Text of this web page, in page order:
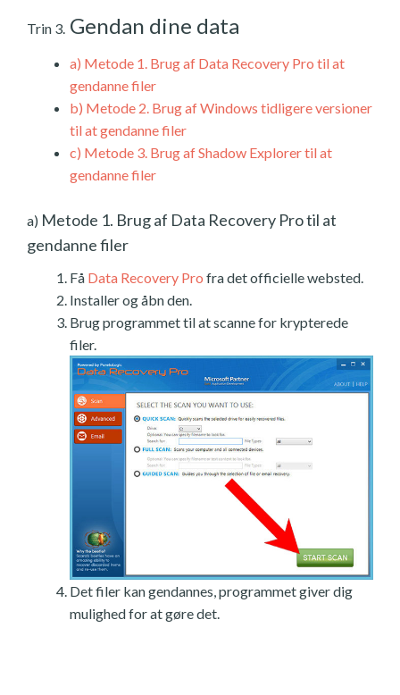
Trin 3. Gendan dine data
a) Metode 1. Brug af Data Recovery Pro til at
gendanne filer
b) Metode 2. Brug af Windows tidligere versioner
til at gendanne filer
c) Metode 3. Brug af Shadow Explorer til at
gendanne filer
a) Metode 1. Brug af Data Recovery Pro til at
gendanne filer
Få Data Recovery Pro fra det officielle websted.
Installer og åbn den.
Brug programmet til at scanne for krypterede
filer.
Det filer kan gendannes, programmet giver dig
mulighed for at gøre det.